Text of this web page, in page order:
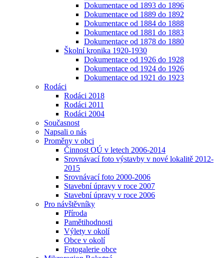
Dokumentace od 1893 do 1896
Dokumentace od 1889 do 1892
Dokumentace od 1884 do 1888
Dokumentace od 1881 do 1883
Dokumentace od 1878 do 1880
Školní kronika 1920-1930
Dokumentace od 1926 do 1928
Dokumentace od 1924 do 1926
Dokumentace od 1921 do 1923
Rodáci
Rodáci 2018
Rodáci 2011
Rodáci 2004
Současnost
Napsali o nás
Proměny v obci
Činnost OÚ v letech 2006-2014
Srovnávací foto výstavby v nové lokalitě 2012-
2015
Srovnávací foto 2000-2006
Stavební úpravy v roce 2007
Stavební úpravy v roce 2006
Pro návštěvníky
Příroda
Pamětihodnosti
Výlety v okolí
Obce v okolí
Fotogalerie obce